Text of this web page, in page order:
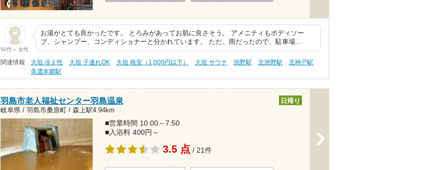
50代～ 女性
お湯がとても良かったです。 とろみがあってお肌に良さそう。 アメニティもボディソー
プ、シャンプー、コンディショナーと分かれています。 ただ、雨だったので、駐車場…
関連情報 大垣 冷え性 大垣 子連れOK 大垣 格安（1,000円以下） 大垣 サウナ 池野駅 北池野駅
北神戸駅
美濃本郷駅
羽島市老人福祉センター羽島温泉
岐阜県 / 羽島市桑原町 / 森上駅4.94km
日帰り
■営業時間 10:00～7:50
■入浴料 400円～
3.5 点 / 21件